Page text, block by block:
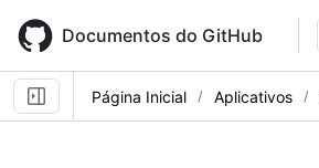
main
content
Documentos do GitHub
Página Inicial Aplicativos